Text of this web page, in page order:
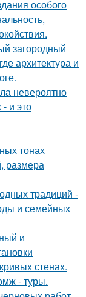
особого
загородный
архитектура и
невероятно
и это
тонах
размера
традиций -
и семейных
и
стенах.
- туры.